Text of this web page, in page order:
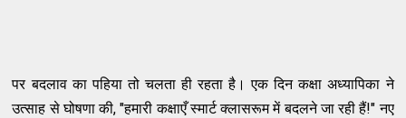
पर बदलाव का पहिया तो चलता ही रहता है। एक दिन कक्षा अध्यापिका ने
उत्साह से घोषणा की, "हमारी कक्षाएँ स्मार्ट क्लासरूम में बदलने जा रही हैं!" नए